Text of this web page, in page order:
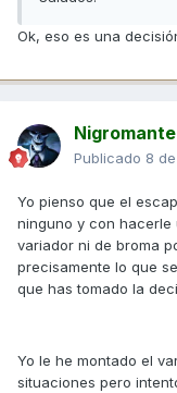
Ok, eso es una
Nigromante
Publicado 8
Yo pienso que el
ninguno y con hacerle
variador ni de broma
precisamente lo que
que has tomado la
Yo le he montado el
situaciones pero